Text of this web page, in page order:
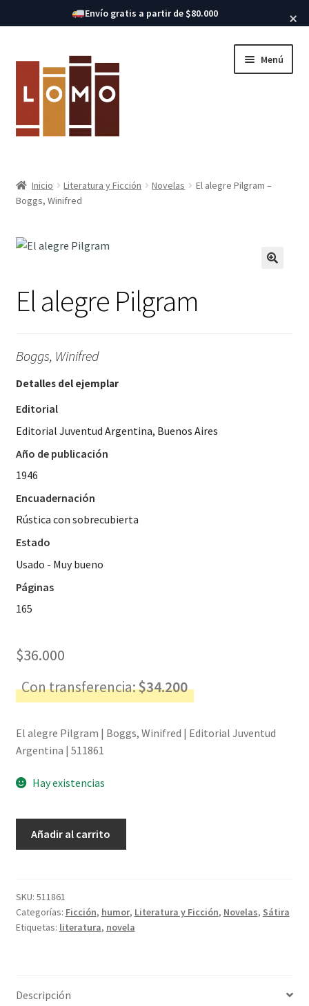
Buscar libros
Envío gratis a partir de $80.000 ×
la
navegación
contenido
Menú
Libros
hijo
Inicio Literatura y Ficción Novelas
El alegre Pilgram –
Boggs, Winifred
El alegre Pilgram
Boggs, Winifred
Detalles del ejemplar
Editorial
Editorial Juventud Argentina, Buenos Aires
Año de publicación
1946
Encuadernación
Rústica con sobrecubierta
Estado
Usado - Muy bueno
Páginas
165
$36.000
Con transferencia:$34.200
El alegre Pilgram | Boggs, Winifred | Editorial Juventud
Argentina | 511861
Hay existencias
Boggs,
Winifred
cantidad
Añadir al carrito
SKU: 511861
Categorías: Ficción, humor, Literatura y Ficción, Novelas, Sátira
Etiquetas: literatura, novela
Descripción